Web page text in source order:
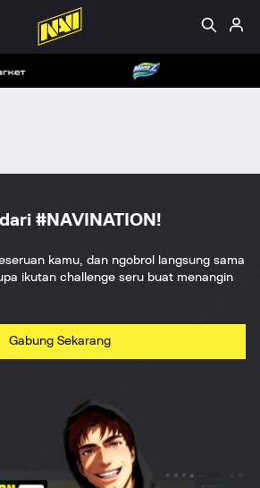
#NAVINATION!
kamu, dan ngobrol langsung sama
ikutan challenge seru buat menangin
Gabung Sekarang